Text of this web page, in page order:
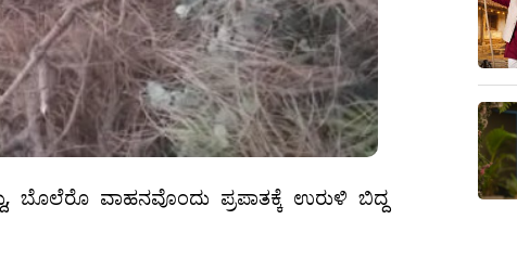
ಬೊಲೆರೊ ವಾಹನವೊಂದು ಪ್ರಪಾತಕ್ಕೆ ಉರುಳಿ ಬಿದ್ದ